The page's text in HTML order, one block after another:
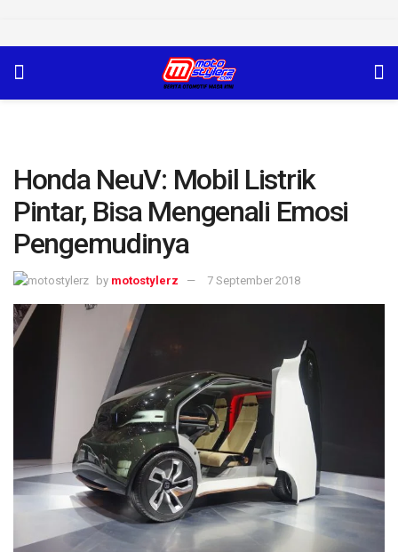
Honda NeuV: Mobil Listrik
Pintar, Bisa Mengenali Emosi
Pengemudinya
by motostylerz 7 September 2018